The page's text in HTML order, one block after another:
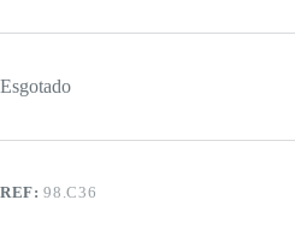
Esgotado
REF:98.C36